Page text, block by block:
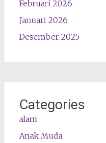
Februari 2026
Januari 2026
Desember 2025
Categories
alam
Anak Muda